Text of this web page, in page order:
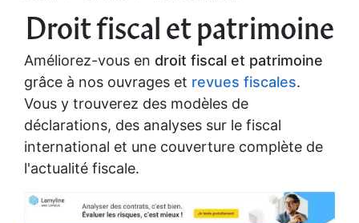
Droit fiscal et patrimoine
Améliorez-vous en droit fiscal et patrimoine
grâce à nos ouvrages et revues fiscales.
Vous y trouverez des modèles de
déclarations, des analyses sur le fiscal
international et une couverture complète de
l'actualité fiscale.